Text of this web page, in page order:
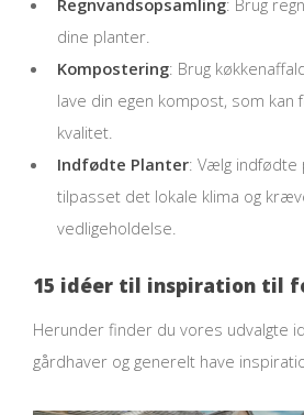
dine planter.
Kompostering: Brug
lave din egen kompost, som
kvalitet.
Indfødte Planter: Vælg
tilpasset det lokale klima og
vedligeholdelse.
15 idéer til inspiration til
Herunder finder du vores udvalgte
gårdhaver og generelt have